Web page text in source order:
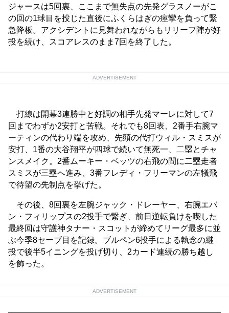
ジャースは5回裏、ここまで無失点の先発グラスノーがこ
の回の1球目を投じた直後にふくらはぎの痙攣を負って緊
急降板。アクシデントに見舞われながらもリリーフ陣が好
投を続け、スコアレスのまま7回を終了した。
ADVERTISEMENT
打線は開幕3連勝中と好調の相手先発マーレに対して7
回までわずか2安打と苦戦。それでも8回表、2番手右腕マ
ーティンの代わり端を攻め、先頭の代打ウィル・スミスが
安打、1番の大谷翔平が四球で続いて無死一、二塁とチャ
ンスメイク。2番ムーキー・ベッツの右飛の間に二塁走者
スミスが三塁へ進み、3番フレディ・フリーマンの左犠飛
で待望の先制点を挙げた。
その後、8回裏を左腕ジャック・ドレーヤー、右腕エバ
ン・フィリップスの2投手で繋ぎ、前日逆転負けを喫した
最終回は守護神タナー・スコットが締めてリーグ最多に並
ぶ今季8セーブ目を記録。ブルペン6投手による執念の継
投で後半5イニングを投げ切り、2カード連続の勝ち越し
を飾った。
ADVERTISEMENT